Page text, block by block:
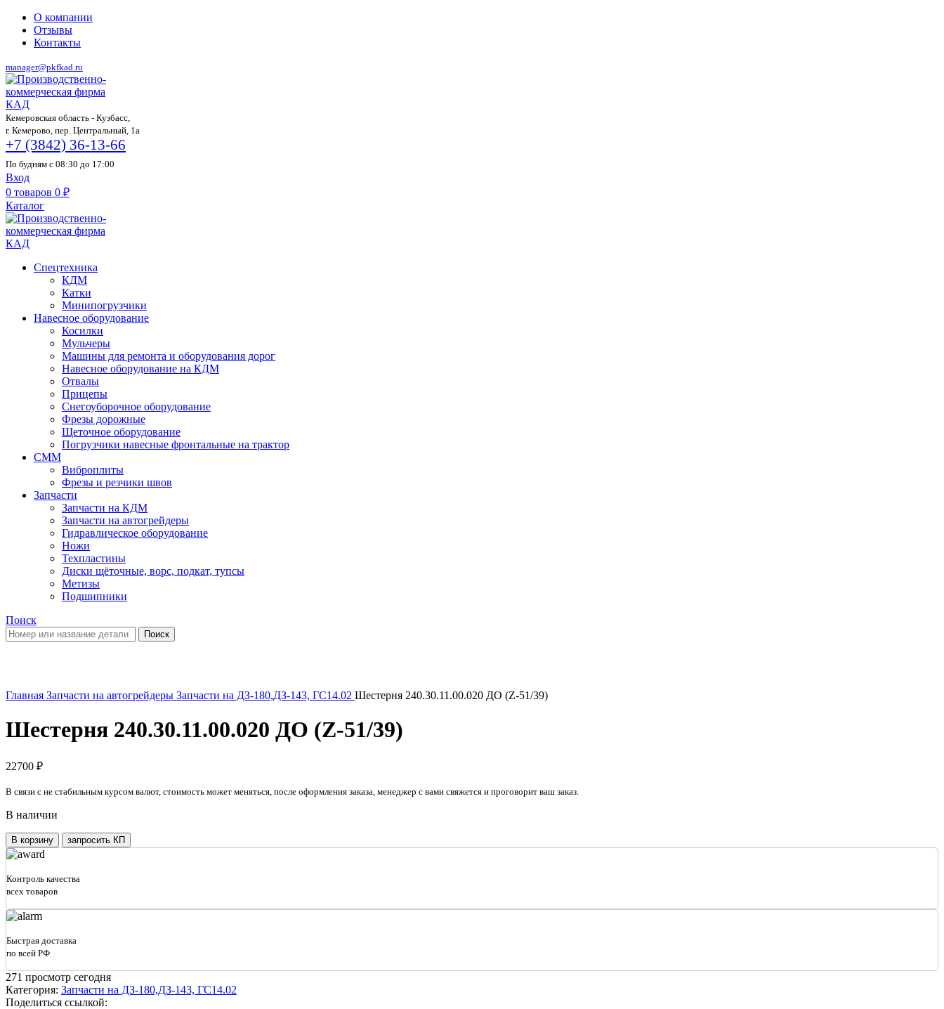
О компании
Отзывы
Контакты
manager@pkfkad.ru
Кемеровская область - Кузбасс,
г. Кемерово, пер. Центральный, 1а
+7 (3842) 36-13-66
По будням с 08:30 до 17:00
Вход
0 товаров 0 ₽
Каталог
Спецтехника
КДМ
Катки
Минипогрузчики
Навесное оборудование
Косилки
Мульчеры
Машины для ремонта и оборудования дорог
Навесное оборудование на КДМ
Отвалы
Прицепы
Снегоуборочное оборудование
Фрезы дорожные
Щеточное оборудование
Погрузчики навесные фронтальные на трактор
СММ
Виброплиты
Фрезы и резчики швов
Запчасти
Запчасти на КДМ
Запчасти на автогрейдеры
Гидравлическое оборудование
Ножи
Техпластины
Диски щёточные, ворс, подкат, тупсы
Метизы
Подшипники
Поиск
Поиск
Главная Запчасти на автогрейдеры Запчасти на ДЗ-180,ДЗ-143, ГС14.02 Шестерня 240.30.11.00.020 ДО (Z-51/39)
Шестерня 240.30.11.00.020 ДО (Z-51/39)
22700 ₽
В связи с не стабильным курсом валют, стоимость может меняться, после оформления заказа, менеджер с вами свяжется и проговорит ваш заказ.
В наличии
Количество
товара
Шестерня
240.30.11.00.020
ДО
51/39)
В корзину запросить КП
Контроль качества
всех товаров
Быстрая доставка
по всей РФ
271 просмотр сегодня
Категория: Запчасти на ДЗ-180,ДЗ-143, ГС14.02
Поделиться ссылкой: